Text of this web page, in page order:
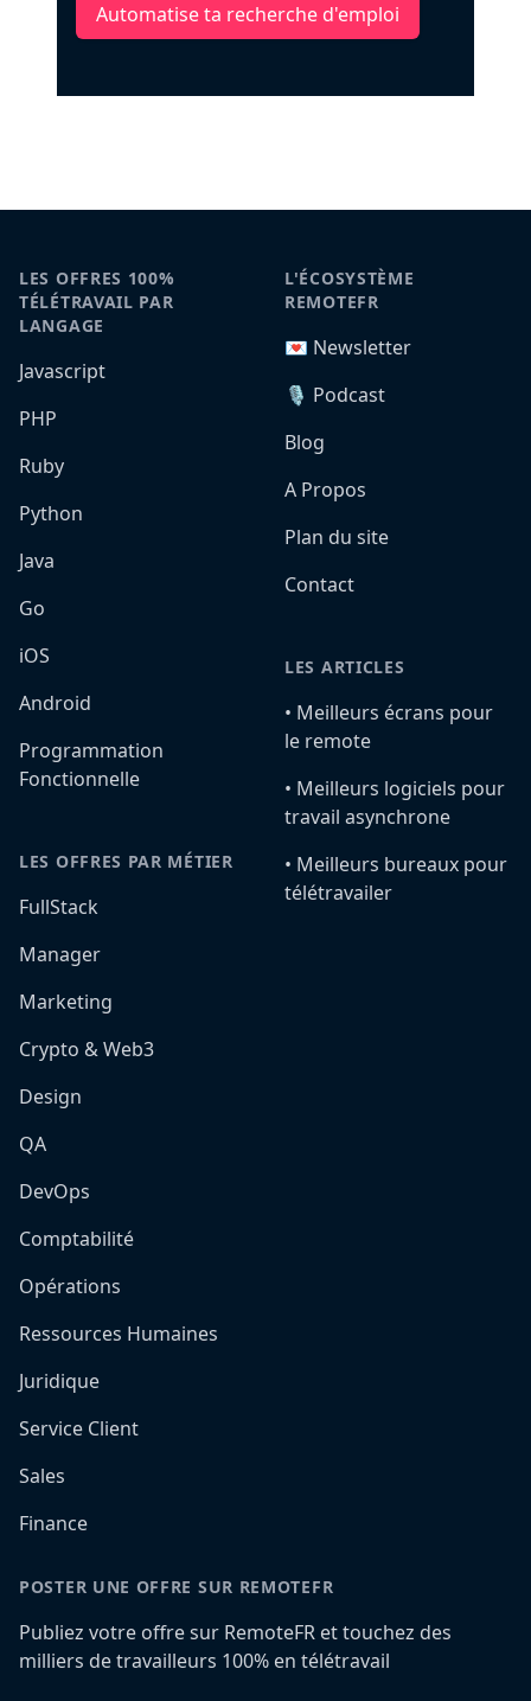
Automatise ta recherche d'emploi
LES OFFRES 100%
TÉLÉTRAVAIL PAR
LANGAGE
Javascript
PHP
Ruby
Python
Java
Go
iOS
Android
Programmation
Fonctionnelle
LES OFFRES PAR MÉTIER
FullStack
Manager
Marketing
Crypto & Web3
Design
QA
DevOps
Comptabilité
Opérations
Ressources Humaines
Juridique
Service Client
Sales
Finance
L'ÉCOSYSTÈME
REMOTEFR
💌 Newsletter
🎙️ Podcast
Blog
A Propos
Plan du site
Contact
LES ARTICLES
•️ Meilleurs écrans pour
le remote
•️ Meilleurs logiciels pour
travail asynchrone
•️ Meilleurs bureaux pour
télétravailer
POSTER UNE OFFRE SUR REMOTEFR
Publiez votre offre sur RemoteFR et touchez des
milliers de travailleurs 100% en télétravail